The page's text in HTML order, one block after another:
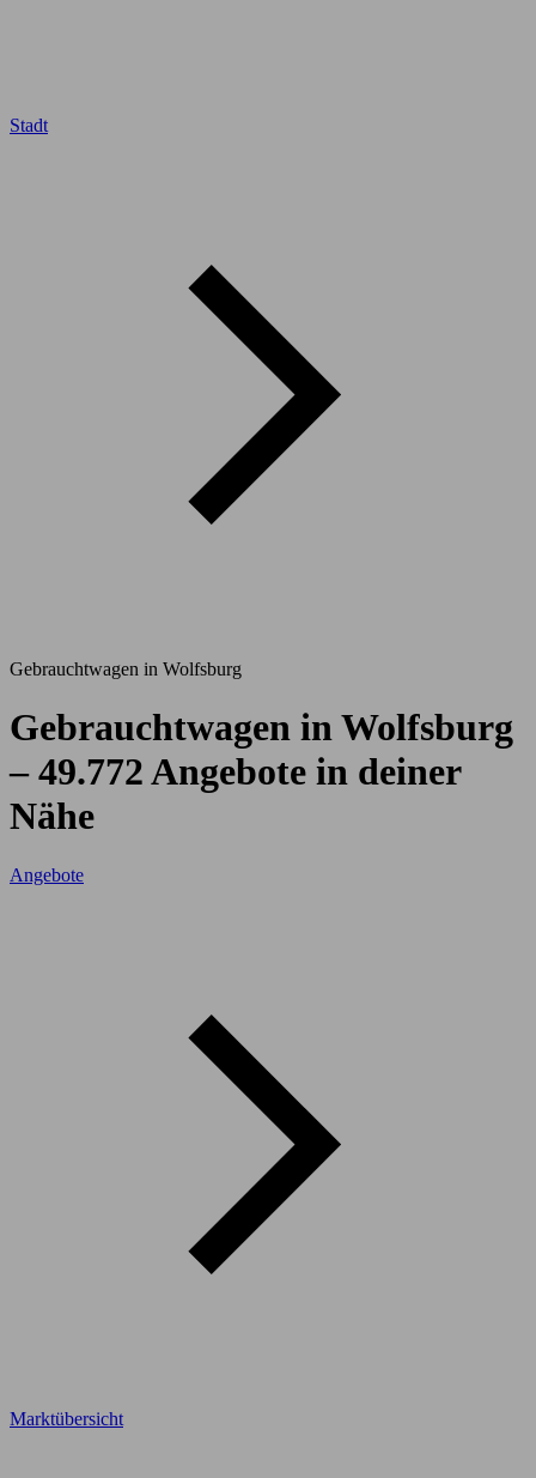
Stadt
Gebrauchtwagen in Wolfsburg
Gebrauchtwagen in Wolfsburg
– 49.772 Angebote in deiner
Nähe
Angebote
Marktübersicht